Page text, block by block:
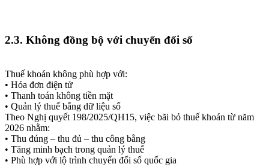
2.3. Không đồng bộ với chuyển đổi số
Thuế khoán không phù hợp với:
• Hóa đơn điện tử
• Thanh toán không tiền mặt
• Quản lý thuế bằng dữ liệu số
Theo Nghị quyết 198/2025/QH15, việc bãi bỏ thuế khoán từ năm
2026 nhằm:
• Thu đúng – thu đủ – thu công bằng
• Tăng minh bạch trong quản lý thuế
• Phù hợp với lộ trình chuyển đổi số quốc gia